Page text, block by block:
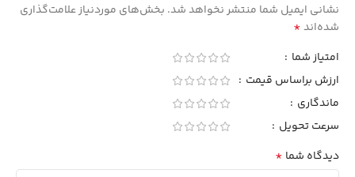
نشانی ایمیل شما منتشر نخواهد شد. بخش‌های موردنیاز علامت‌گذاری
شده‌اند*
امتیاز شما
ارزش براساس قیمت
ماندگاری
سرعت تحویل
دیدگاه شما *